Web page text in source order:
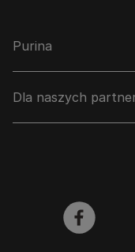
Purina
Dla naszych
facebook